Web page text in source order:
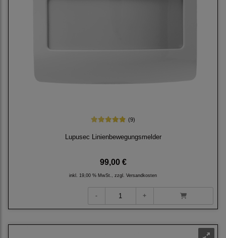
(9)
Lupusec Linienbewegungsmelder
99,00 €
inkl. 19,00 % MwSt., zzgl. Versandkosten